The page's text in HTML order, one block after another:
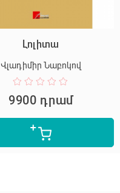
Լոլիտա
Վլադիմիր Նաբոկով
9900 դրամ